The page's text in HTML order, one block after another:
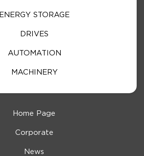
ENERGY STORAGE
DRIVES
AUTOMATION
MACHINERY
Home Page
Corporate
News